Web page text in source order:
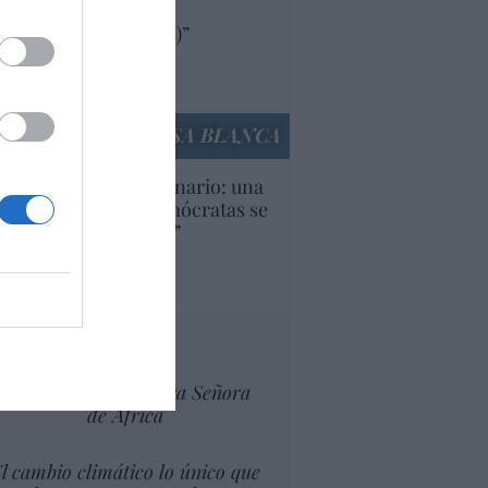
(y europeas)”
Sánchez Arjona
LA CASA BLANCA
Inquietante escenario: una
parte de los demócratas se
como “socialista”
Ceuta celebra Nuestra Señora
de África
cambio climático lo único que